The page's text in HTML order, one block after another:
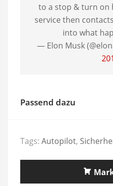
to a stop & turn on
service then
into what
— Elon Musk
Passend dazu
Tags: Autopilot,